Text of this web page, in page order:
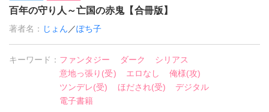
百年の守り人～亡国の赤鬼【合冊版】
著者名： じょん ／ぽち子
キーワード： ファンタジー ダーク
シリアス
意地っ張り(受)
エロなし
俺様(攻)
ツンデレ(受)
ほだされ(受)
デジタル
電子書籍